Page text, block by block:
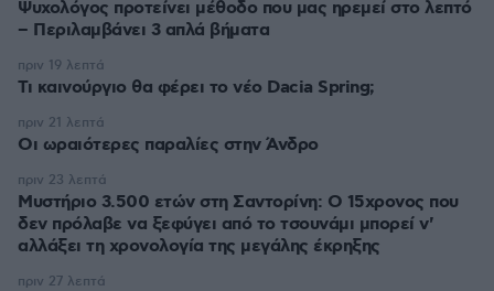
Ψυχολόγος προτείνει μέθοδο που μας ηρεμεί στο λεπτό
– Περιλαμβάνει 3 απλά βήματα
Τι καινούργιο θα φέρει το νέο Dacia Spring;
πριν 19 λεπτά
Οι ωραιότερες παραλίες στην Άνδρο
πριν 21 λεπτά
Μυστήριο 3.500 ετών στη Σαντορίνη: Ο 15χρονος που
δεν πρόλαβε να ξεφύγει από το τσουνάμι μπορεί ν'
αλλάξει τη χρονολογία της μεγάλης έκρηξης
πριν 23 λεπτά
πριν 27 λεπτά